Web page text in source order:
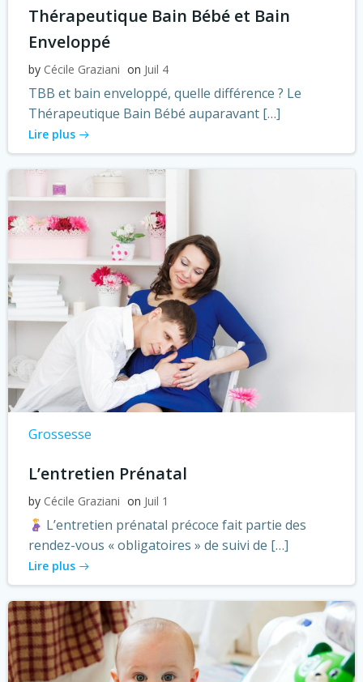
Thérapeutique Bain Bébé et Bain
Enveloppé
by Cécile Graziani on Juil 4
TBB et bain enveloppé, quelle différence ? Le
Thérapeutique Bain Bébé auparavant […]
Lire plus
Grossesse
L’entretien Prénatal
by Cécile Graziani on Juil 1
L’entretien prénatal précoce fait partie des
rendez-vous « obligatoires » de suivi de […]
Lire plus